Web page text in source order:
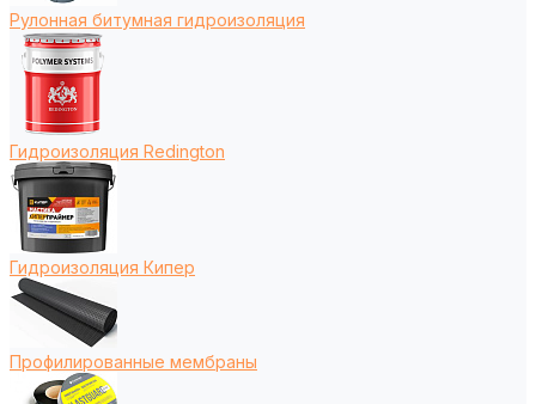
Рулонная битумная гидроизоляция
Гидроизоляция Redington
Гидроизоляция Кипер
Профилированные мембраны